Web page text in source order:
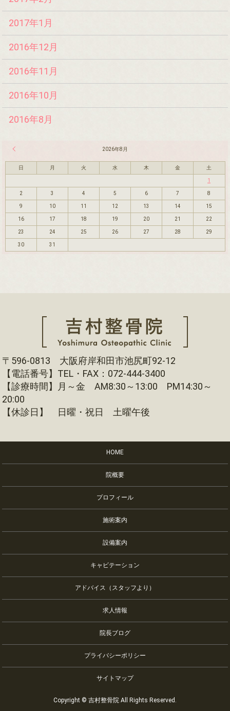
2017年1月
2016年12月
2016年11月
2016年10月
2016年8月
2026年8月
日 月 火 水 木 金 土
1
2 3 4 5 6 7 8
9 10 11 12 13 14 15
16 17 18 19 20 21 22
23 24 25 26 27 28 29
30 31
〒596-0813 大阪府岸和田市池尻町92-12
【電話番号】TEL・FAX：072-444-3400
【診療時間】月～金 AM8:30～13:00 PM14:30～
20:00
【休診日】 日曜・祝日 土曜午後
HOME
院概要
プロフィール
施術案内
設備案内
キャビテーション
アドバイス（スタッフより）
求人情報
院長ブログ
プライバシーポリシー
サイトマップ
Copyright © 吉村整骨院 All Rights Reserved.